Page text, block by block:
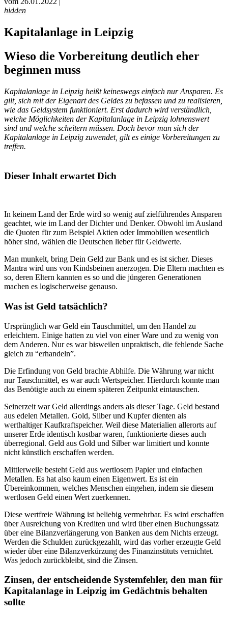
hidden
Kapitalanlage in Leipzig
Wieso die Vorbereitung deutlich eher
beginnen muss
Kapitalanlage in Leipzig heißt keineswegs einfach nur Ansparen. Es
gilt, sich mit der Eigenart des Geldes zu befassen und zu realisieren,
wie das Geldsystem funktioniert. Erst dadurch wird verständlich,
welche Möglichkeiten der Kapitalanlage in Leipzig lohnenswert
sind und welche scheitern müssen. Doch bevor man sich der
Kapitalanlage in Leipzig zuwendet, gilt es einige Vorbereitungen zu
treffen.
Dieser Inhalt erwartet Dich
In keinem Land der Erde wird so wenig auf zielführendes Ansparen
geachtet, wie im Land der Dichter und Denker. Obwohl im Ausland
die Quoten für zum Beispiel Aktien oder Immobilien wesentlich
höher sind, wählen die Deutschen lieber für Geldwerte.
Man munkelt, bring Dein Geld zur Bank und es ist sicher. Dieses
Mantra wird uns von Kindsbeinen anerzogen. Die Eltern machten es
so, deren Eltern kannten es so und die jüngeren Generationen
machen es logischerweise genauso.
Was ist Geld tatsächlich?
Ursprünglich war Geld ein Tauschmittel, um den Handel zu
erleichtern. Einige hatten zu viel von einer Ware und zu wenig von
dem Anderen. Nur es war bisweilen unpraktisch, die fehlende Sache
gleich zu “erhandeln”.
Die Erfindung von Geld brachte Abhilfe. Die Währung war nicht
nur Tauschmittel, es war auch Wertspeicher. Hierdurch konnte man
das Benötigte auch zu einem späteren Zeitpunkt eintauschen.
Seinerzeit war Geld allerdings anders als dieser Tage. Geld bestand
aus edelen Metallen. Gold, Silber und Kupfer dienten als
werthaltiger Kaufkraftspeicher. Weil diese Materialien allerorts auf
unserer Erde identisch kostbar waren, funktionierte dieses auch
überregional. Geld aus Gold und Silber war limitiert und konnte
nicht künstlich erschaffen werden.
Mittlerweile besteht Geld aus wertlosem Papier und einfachen
Metallen. Es hat also kaum einen Eigenwert. Es ist ein
Übereinkommen, welches Menschen eingehen, indem sie diesem
wertlosen Geld einen Wert zuerkennen.
Diese wertfreie Währung ist beliebig vermehrbar. Es wird erschaffen
über Ausreichung von Krediten und wird über einen Buchungssatz
über eine Bilanzverlängerung von Banken aus dem Nichts erzeugt.
Werden die Schulden zurückgezahlt, wird das vorher erzeugte Geld
wieder über eine Bilanzverkürzung des Finanzinstituts vernichtet.
Was jedoch zurückbleibt, sind die Zinsen.
Zinsen, der entscheidende Systemfehler, den man für
Kapitalanlage in Leipzig im Gedächtnis behalten
sollte